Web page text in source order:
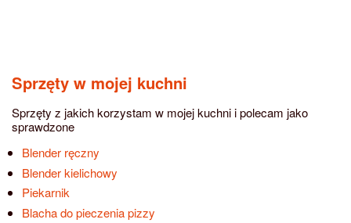
Sprzęty w mojej kuchni
Sprzęty z jakich korzystam w mojej kuchni i polecam jako
sprawdzone
Blender ręczny
Blender kielichowy
Piekarnik
Blacha do pieczenia pizzy